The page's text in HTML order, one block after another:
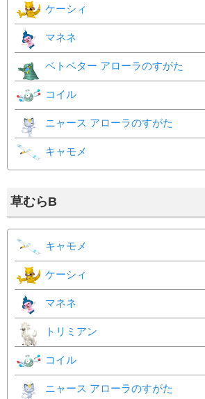
ケーシィ
マネネ
ベトベター アローラのすがた
コイル
ニャース アローラのすがた
キャモメ
草むらB
キャモメ
ケーシィ
マネネ
トリミアン
コイル
ニャース アローラのすがた